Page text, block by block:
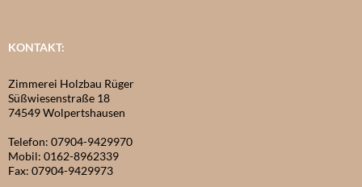
KONTAKT:
Zimmerei Holzbau Rüger
Süßwiesenstraße 18
74549 Wolpertshausen
Telefon: 07904-9429970
Mobil: 0162-8962339
Fax: 07904-9429973